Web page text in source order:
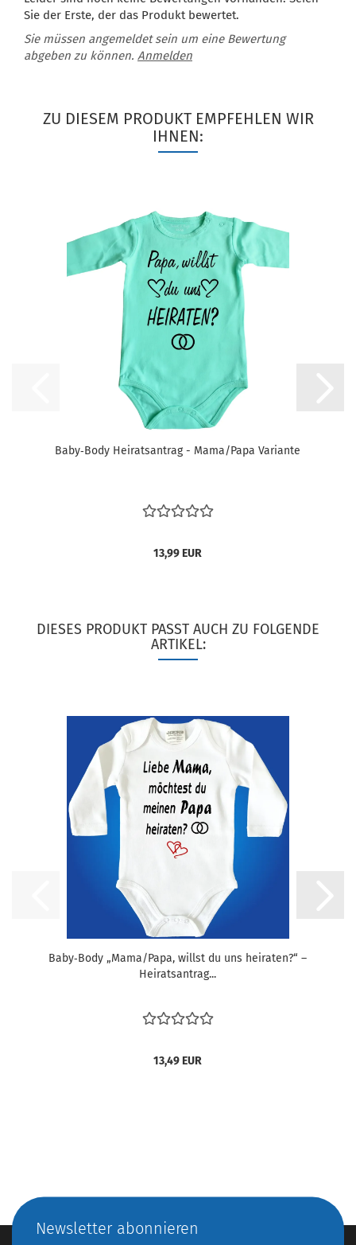
Sie der Erste, der das Produkt bewertet.
Sie müssen angemeldet sein um eine Bewertung
abgeben zu können. Anmelden
ZU DIESEM PRODUKT EMPFEHLEN WIR
IHNEN:
Baby‑Body Heiratsantrag - Mama/Papa Variante
13,99 EUR
DIESES PRODUKT PASST AUCH ZU FOLGENDE
ARTIKEL:
Baby‑Body „Mama/Papa, willst du uns heiraten?“ –
Heiratsantrag...
13,49 EUR
Newsletter abonnieren